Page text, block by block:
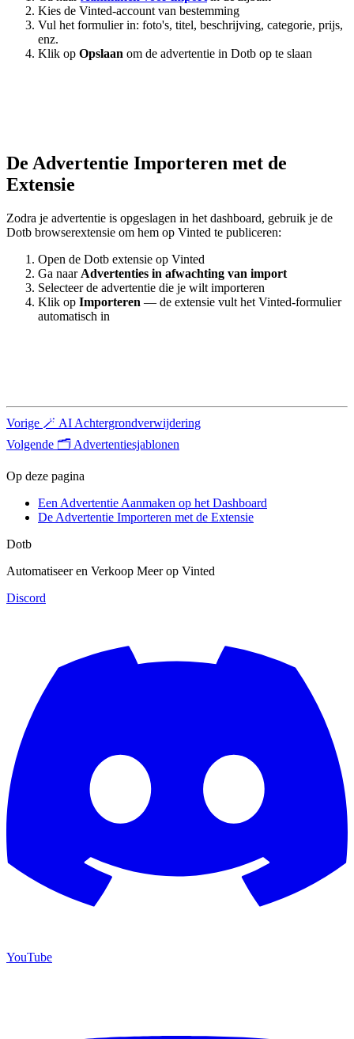
Kies de Vinted-account van bestemming
Vul het formulier in: foto's, titel, beschrijving, categorie, prijs,
enz.
Klik op Opslaan om de advertentie in Dotb op te slaan
De Advertentie Importeren met de
Extensie
Zodra je advertentie is opgeslagen in het dashboard, gebruik je de
Dotb browserextensie om hem op Vinted te publiceren:
Open de Dotb extensie op Vinted
Ga naar Advertenties in afwachting van import
Selecteer de advertentie die je wilt importeren
Klik op Importeren — de extensie vult het Vinted-formulier
automatisch in
Vorige 🪄 AI Achtergrondverwijdering
Volgende 🗂️ Advertentiesjablonen
Op deze pagina
Een Advertentie Aanmaken op het Dashboard
De Advertentie Importeren met de Extensie
Dotb
Automatiseer en Verkoop Meer op Vinted
Discord
YouTube